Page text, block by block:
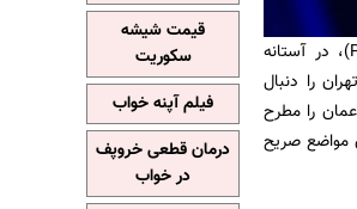
سمیه خلیلی - طبق گزارش نشریه تحلیلی «پولیتیکو» (Politico)، در آستانه
را دنبال
را مطرح
مواضع صریح
قیمت شیشه
سکوریت
فیلم آپنه خواب
درمان قطعی خروپف
در خواب